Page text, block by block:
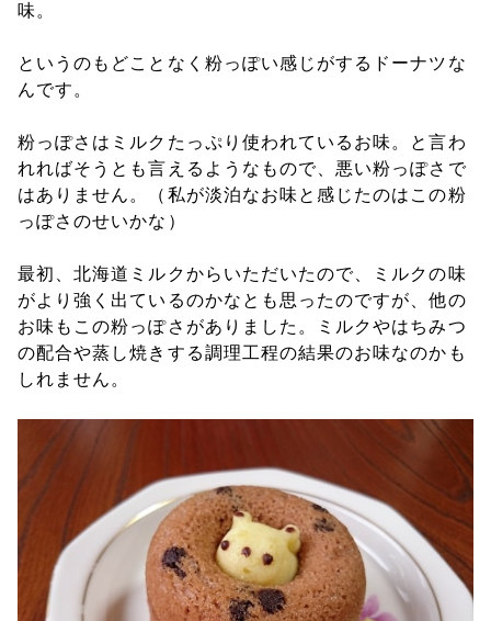
味。
というのもどことなく粉っぽい感じがするドーナツな
んです。
粉っぽさはミルクたっぷり使われているお味。と言わ
れればそうとも言えるようなもので、悪い粉っぽさで
はありません。（私が淡泊なお味と感じたのはこの粉
っぽさのせいかな）
最初、北海道ミルクからいただいたので、ミルクの味
がより強く出ているのかなとも思ったのですが、他の
お味もこの粉っぽさがありました。ミルクやはちみつ
の配合や蒸し焼きする調理工程の結果のお味なのかも
しれません。